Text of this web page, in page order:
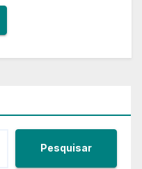
Pesquisar